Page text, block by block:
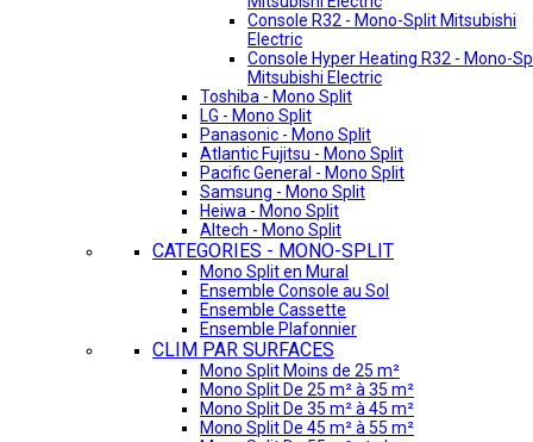
Console R32 - Mono-Split Mitsubishi
Electric
Console Hyper Heating R32 - Mono-
Mitsubishi Electric
Toshiba - Mono Split
LG - Mono Split
Panasonic - Mono Split
Atlantic Fujitsu - Mono Split
Pacific General - Mono Split
Samsung - Mono Split
Heiwa - Mono Split
Altech - Mono Split
CATEGORIES - MONO-SPLIT
Mono Split en Mural
Ensemble Console au Sol
Ensemble Cassette
Ensemble Plafonnier
CLIM PAR SURFACES
Mono Split Moins de 25 m²
Mono Split De 25 m² à 35 m²
Mono Split De 35 m² à 45 m²
Mono Split De 45 m² à 55 m²